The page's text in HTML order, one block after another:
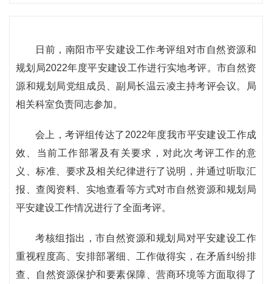
日前，南阳市平安建设工作考评组对市自然资源和
规划局2022年度平安建设工作进行实地考评。市自然资
源和规划局党组成员、副局长温云凌主持考评会议。局
相关科室负责同志参加。
会上，考评组传达了2022年度我市平安建设工作成
效、当前工作部署及有关要求，对此次考评工作的意
义、标准、要求及相关纪律进行了说明，并通过听取汇
报、查阅资料、实地查看等方式对市自然资源和规划局
平安建设工作情况进行了全面考评。
考核组指出，市自然资源和规划局对平安建设工作
重视程度高、安排部署细、工作做得实，在矛盾纠纷排
查、自然资源保护和要素保障、营商环境等方面取得了